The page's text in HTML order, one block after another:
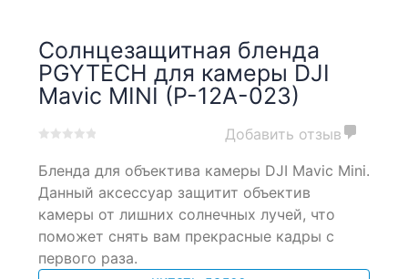
Солнцезащитная бленда
PGYTECH для камеры DJI
Mavic MINI (P-12A-023)
out
based
on
customer
ratings
Добавить отзыв
Бленда для объектива камеры DJI Mavic Mini.
Данный аксессуар защитит объектив
камеры от лишних солнечных лучей, что
поможет снять вам прекрасные кадры с
первого раза.